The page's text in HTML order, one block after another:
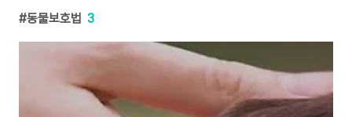
동물보호법 3